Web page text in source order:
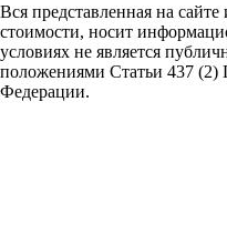
Вся представленная на
стоимости, носит
условиях не является
положениями Статьи 437 (2)
Федерации.